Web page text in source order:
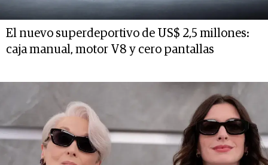
El nuevo superdeportivo de US$ 2,5 millones:
caja manual, motor V8 y cero pantallas